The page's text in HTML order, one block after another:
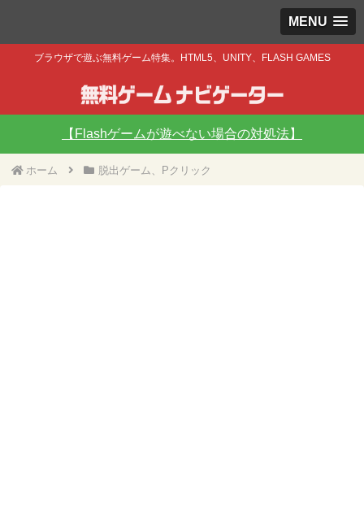
MENU
ブラウザで遊ぶ無料ゲーム特集。HTML5、UNITY、FLASH GAMES
【Flashゲームが遊べない場合の対処法】
ホーム 脱出ゲーム、Pクリック